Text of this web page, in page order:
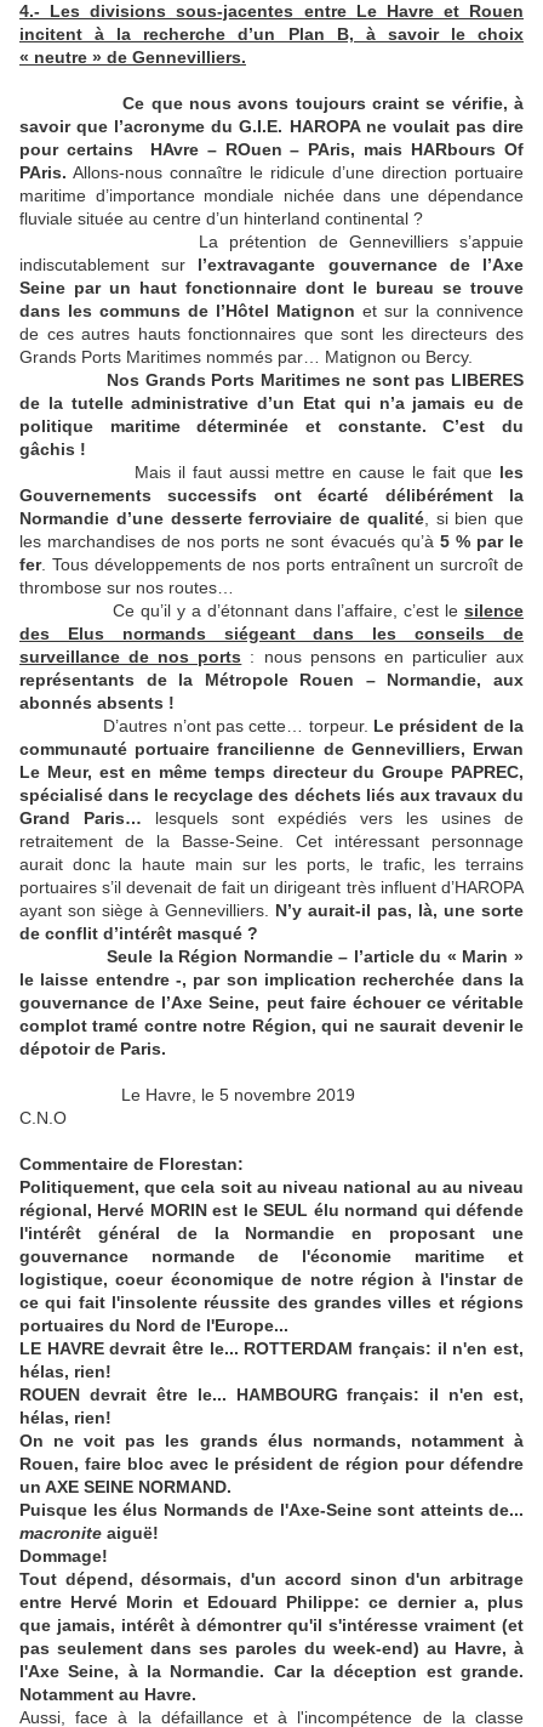
4.- Les divisions sous-jacentes entre Le Havre et Rouen
incitent à la recherche d’un Plan B, à savoir le choix
« neutre » de Gennevilliers.
Ce que nous avons toujours craint se vérifie, à
savoir que l’acronyme du G.I.E. HAROPA ne voulait pas dire
pour certains HAvre – ROuen – PAris, mais HARbours Of
PAris. Allons-nous connaître le ridicule d’une direction portuaire
maritime d’importance mondiale nichée dans une dépendance
fluviale située au centre d’un hinterland continental ?
La prétention de Gennevilliers s’appuie
indiscutablement sur l’extravagante gouvernance de l’Axe
Seine par un haut fonctionnaire dont le bureau se trouve
dans les communs de l’Hôtel Matignon et sur la connivence
de ces autres hauts fonctionnaires que sont les directeurs des
Grands Ports Maritimes nommés par… Matignon ou Bercy.
Nos Grands Ports Maritimes ne sont pas LIBERES
de la tutelle administrative d’un Etat qui n’a jamais eu de
politique maritime déterminée et constante. C’est du
gâchis !
Mais il faut aussi mettre en cause le fait que les
Gouvernements successifs ont écarté délibérément la
Normandie d’une desserte ferroviaire de qualité, si bien que
les marchandises de nos ports ne sont évacués qu’à 5 % par le
fer. Tous développements de nos ports entraînent un surcroît de
thrombose sur nos routes…
Ce qu’il y a d’étonnant dans l’affaire, c’est le silence
des Elus normands siégeant dans les conseils de
surveillance de nos ports : nous pensons en particulier aux
représentants de la Métropole Rouen – Normandie, aux
abonnés absents !
D’autres n’ont pas cette… torpeur. Le président de la
communauté portuaire francilienne de Gennevilliers, Erwan
Le Meur, est en même temps directeur du Groupe PAPREC,
spécialisé dans le recyclage des déchets liés aux travaux du
Grand Paris… lesquels sont expédiés vers les usines de
retraitement de la Basse-Seine. Cet intéressant personnage
aurait donc la haute main sur les ports, le trafic, les terrains
portuaires s’il devenait de fait un dirigeant très influent d’HAROPA
ayant son siège à Gennevilliers. N’y aurait-il pas, là, une sorte
de conflit d’intérêt masqué ?
Seule la Région Normandie – l’article du « Marin »
le laisse entendre -, par son implication recherchée dans la
gouvernance de l’Axe Seine, peut faire échouer ce véritable
complot tramé contre notre Région, qui ne saurait devenir le
dépotoir de Paris.
Le Havre, le 5 novembre 2019
C.N.O
Commentaire de Florestan:
Politiquement, que cela soit au niveau national au au niveau
régional, Hervé MORIN est le SEUL élu normand qui défende
l'intérêt général de la Normandie en proposant une
gouvernance normande de l'économie maritime et
logistique, coeur économique de notre région à l'instar de
ce qui fait l'insolente réussite des grandes villes et régions
portuaires du Nord de l'Europe...
LE HAVRE devrait être le... ROTTERDAM français: il n'en est,
hélas, rien!
ROUEN devrait être le... HAMBOURG français: il n'en est,
hélas, rien!
On ne voit pas les grands élus normands, notamment à
Rouen, faire bloc avec le président de région pour défendre
un AXE SEINE NORMAND.
Puisque les élus Normands de l'Axe-Seine sont atteints de...
macronite aiguë!
Dommage!
Tout dépend, désormais, d'un accord sinon d'un arbitrage
entre Hervé Morin et Edouard Philippe: ce dernier a, plus
que jamais, intérêt à démontrer qu'il s'intéresse vraiment (et
pas seulement dans ses paroles du week-end) au Havre, à
l'Axe Seine, à la Normandie. Car la déception est grande.
Notamment au Havre.
Aussi, face à la défaillance et à l'incompétence de la classe